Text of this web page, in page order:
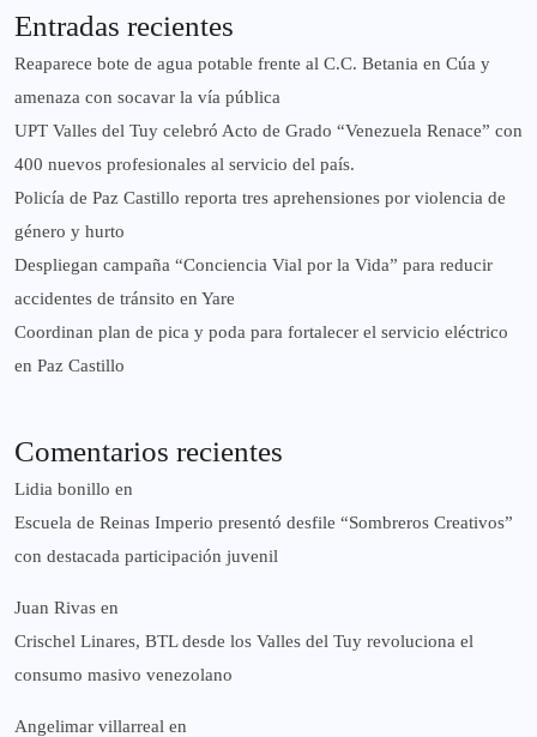
Entradas recientes
Reaparece bote de agua potable frente al C.C. Betania en Cúa y
amenaza con socavar la vía pública
UPT Valles del Tuy celebró Acto de Grado “Venezuela Renace” con
400 nuevos profesionales al servicio del país.
‎Policía de Paz Castillo reporta tres aprehensiones por violencia de
género y hurto
‎Despliegan campaña “Conciencia Vial por la Vida” para reducir
accidentes de tránsito en Yare
Coordinan plan de pica y poda para fortalecer el servicio eléctrico
en Paz Castillo
Comentarios recientes
Lidia bonillo en
Escuela de Reinas Imperio presentó desfile “Sombreros Creativos”
con destacada participación juvenil
Juan Rivas en
Crischel Linares, BTL desde los Valles del Tuy revoluciona el
consumo masivo venezolano
Angelimar villarreal en